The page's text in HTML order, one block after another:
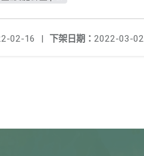
下架日期： 2022-03-02
02-16 |